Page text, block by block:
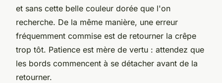
et sans cette belle couleur dorée que l'on
recherche. De la même manière, une erreur
fréquemment commise est de retourner la crêpe
trop tôt. Patience est mère de vertu : attendez que
les bords commencent à se détacher avant de la
retourner.